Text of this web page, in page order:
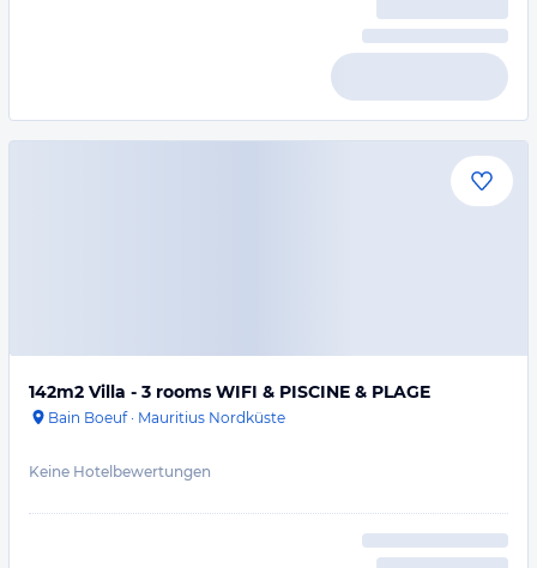
142m2 Villa - 3 rooms WIFI & PISCINE & PLAGE
Bain Boeuf· Mauritius Nordküste
Keine Hotelbewertungen